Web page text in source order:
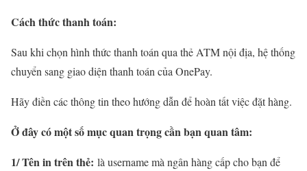
Cách thức thanh toán:
Sau khi chọn hình thức thanh toán qua thẻ ATM nội địa, hệ thống
chuyển sang giao diện thanh toán của OnePay.
Hãy điền các thông tin theo hướng dẫn để hoàn tất việc đặt hàng.
Ở đây có một số mục quan trọng cần bạn quan tâm:
1/ Tên in trên thẻ: là username mà ngân hàng cấp cho bạn để